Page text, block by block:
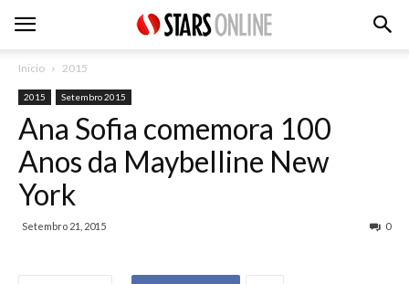
Inicio 2015
2015 Setembro 2015
Ana Sofia comemora 100
Anos da Maybelline New
York
Setembro 21, 2015 0